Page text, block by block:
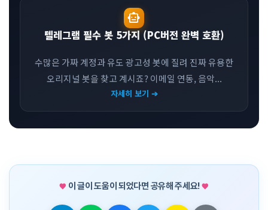
smart_toy
텔레그램 필수 봇 5가지 (PC버전 완벽 호환)
수많은 가짜 계정과 유도 광고성 봇에 질려 진짜 유용한
오리지널 봇을 찾고 계시죠? 이메일 연동, 음악...
자세히 보기 ➔
이 글이 도움이 되었다면 공유해 주세요!